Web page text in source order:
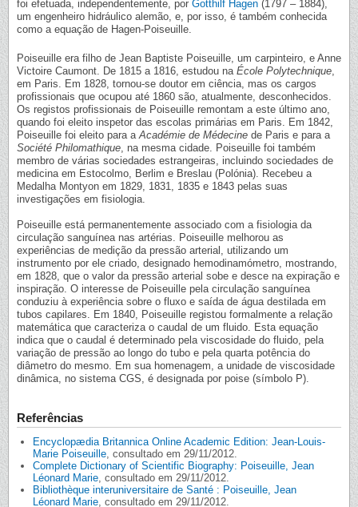
foi efetuada, independentemente, por Gotthilf Hagen (1797 – 1884),
um engenheiro hidráulico alemão, e, por isso, é também conhecida
como a equação de Hagen-Poiseuille.
Poiseuille era filho de Jean Baptiste Poiseuille, um carpinteiro, e Anne
Victoire Caumont. De 1815 a 1816, estudou na École Polytechnique,
em Paris. Em 1828, tornou-se doutor em ciência, mas os cargos
profissionais que ocupou até 1860 são, atualmente, desconhecidos.
Os registos profissionais de Poiseuille remontam a este último ano,
quando foi eleito inspetor das escolas primárias em Paris. Em 1842,
Poiseuille foi eleito para aAcadémie de Médecine de Paris e para a
Société Philomathique, na mesma cidade. Poiseuille foi também
membro de várias sociedades estrangeiras, incluindo sociedades de
medicina em Estocolmo, Berlim e Breslau (Polónia). Recebeu a
Medalha Montyon em 1829, 1831, 1835 e 1843 pelas suas
investigações em fisiologia.
Poiseuille está permanentemente associado com a fisiologia da
circulação sanguínea nas artérias. Poiseuille melhorou as
experiências de medição da pressão arterial, utilizando um
instrumento por ele criado, designado hemodinamómetro, mostrando,
em 1828, que o valor da pressão arterial sobe e desce na expiração e
inspiração. O interesse de Poiseuille pela circulação sanguínea
conduziu à experiência sobre o fluxo e saída de água destilada em
tubos capilares. Em 1840, Poiseuille registou formalmente a relação
matemática que caracteriza o caudal de um fluido. Esta equação
indica que o caudal é determinado pela viscosidade do fluido, pela
variação de pressão ao longo do tubo e pela quarta potência do
diâmetro do mesmo. Em sua homenagem, a unidade de viscosidade
dinâmica, no sistema CGS, é designada por poise (símbolo P).
Referências
Encyclopædia Britannica Online Academic Edition: Jean-Louis-
Marie Poiseuille , consultado em 29/11/2012.
Complete Dictionary of Scientific Biography: Poiseuille, Jean
Léonard Marie , consultado em 29/11/2012.
Bibliothèque interuniversitaire de Santé : Poiseuille, Jean
Léonard Marie , consultado em 29/11/2012.